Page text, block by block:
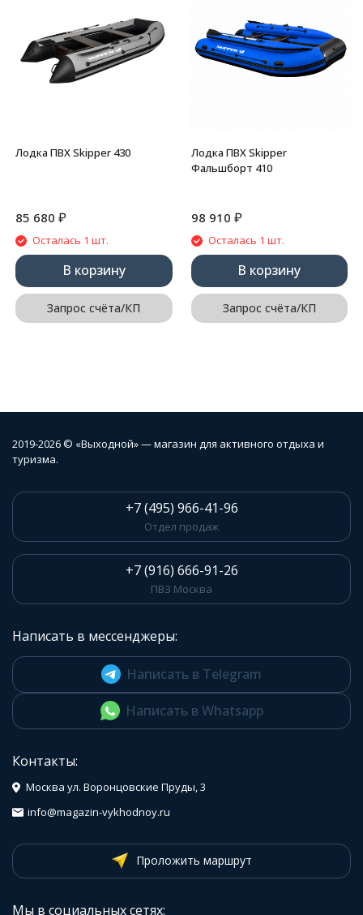
Лодка ПВХ Skipper 430
85 680 ₽
Осталась 1 шт.
В корзину
Запрос счёта/КП
Лодка ПВХ Skipper
Фальшборт 410
98 910 ₽
Осталась 1 шт.
В корзину
Запрос счёта/КП
2019-2026 © «Выходной» — магазин для активного отдыха и
туризма.
+7 (495) 966-41-96
Отдел продаж
+7 (916) 666-91-26
ПВЗ Москва
Написать в мессенджеры:
Написать в Telegram
Написать в Whatsapp
Контакты:
Москва ул. Воронцовские Пруды, 3
info@magazin-vykhodnoy.ru
Проложить маршрут
Мы в социальных сетях: